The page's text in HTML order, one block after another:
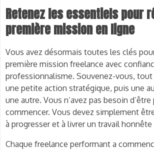
Retenez les essentiels pour
première mission en ligne
Vous avez désormais toutes les clés
première mission freelance avec
professionnalisme. Souvenez-vous,
une petite action stratégique, puis une
une autre. Vous n’avez pas besoin
commencer. Vous devez simplement
à progresser et à livrer un travail
Chaque freelance performant a